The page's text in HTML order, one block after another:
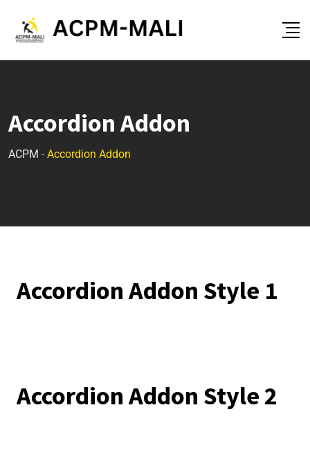
Accordion Addon
ACPM - Accordion Addon
Accordion Addon Style 1
Accordion Addon Style 2